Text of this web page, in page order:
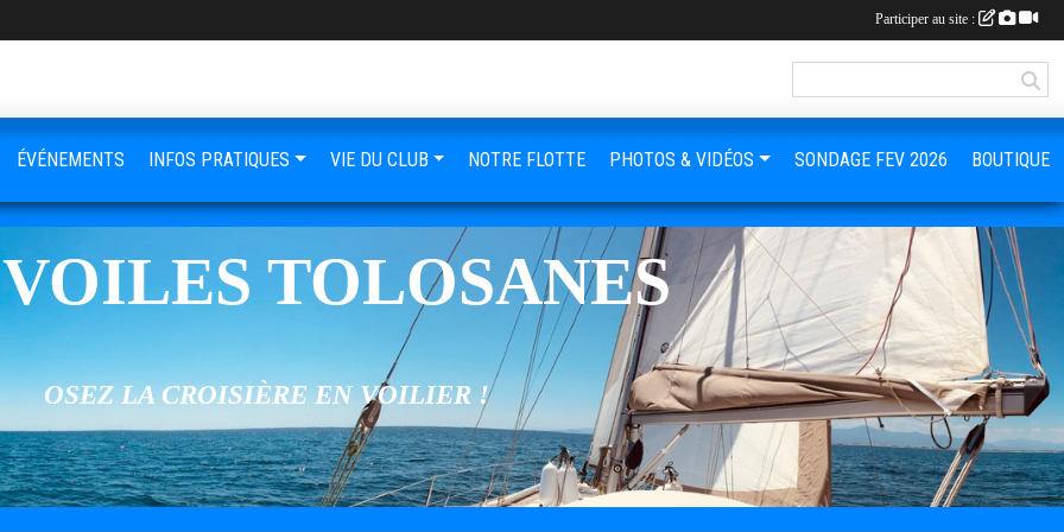
TOLOSANES
OSEZ LA CROISIÈRE EN VOILIER !
ÉVÉNEMENTS INFOS PRATIQUES VIE DU CLUB NOTRE FLOTTE PHOTOS & VIDÉOS SONDAGE FEV 2026 BOUTIQUE
Participer au site :